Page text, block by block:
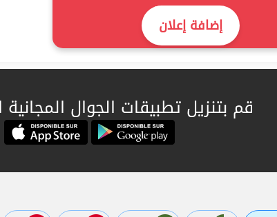
إضافة إعلان
قم بتنزيل تطبيقات الجوال المجانية